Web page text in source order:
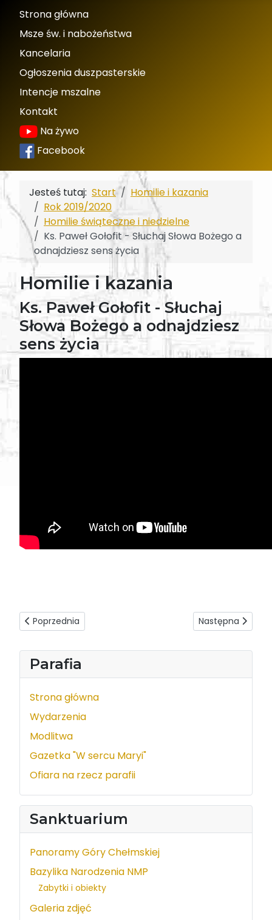
Strona główna
Msze św. i nabożeństwa
Kancelaria
Ogłoszenia duszpasterskie
Intencje mszalne
Kontakt
Na żywo
Facebook
Parafia
Strona główna
Wydarzenia
Modlitwa
Gazetka "W sercu Maryi"
Ofiara na rzecz parafii
Sanktuarium
Panoramy Góry Chełmskiej
Bazylika Narodzenia NMP
Zabytki i obiekty
Galeria zdjęć
Jesteś tutaj: Start
Homilie i kazania
Rok 2019/2020
Homilie świąteczne i niedzielne
Ks. Paweł Gołofit - Słuchaj Słowa Bożego a
odnajdziesz sens życia
Homilie i kazania
Ks. Paweł Gołofit - Słuchaj
Słowa Bożego a odnajdziesz
sens życia
Poprzednia strona: Ks. Infułat Kazimierz Bownik - Homilia
Poprzednia Następna
Następna